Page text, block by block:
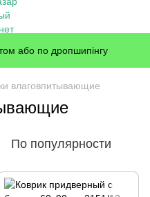
або по дропшипінгу
влаговпитывающие
По популярности